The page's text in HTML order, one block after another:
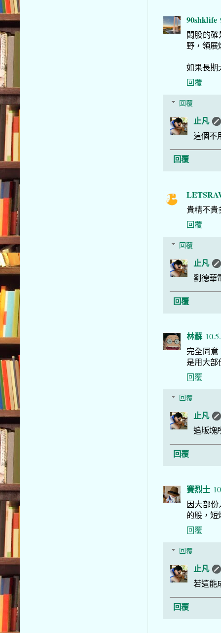
90shklife
悶股的
野，領展
如果長期
回覆
回覆
止凡
這個不
回覆
貴精不貴
回覆
回覆
止凡
劉德華
回覆
林蘇
完全同
是用大部
回覆
回覆
止凡
追版塊
回覆
賽烈士
因大部
的股，短
回覆
回覆
止凡
若這能
回覆